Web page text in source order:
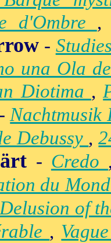
d'Ombre
-
una Ola
Diotima ,
Debussy ,
- Credo
du
Delusion of
,